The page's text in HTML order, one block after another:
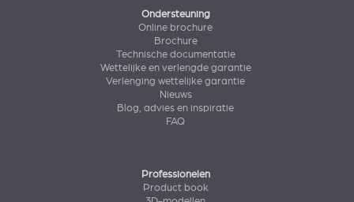
Ondersteuning
Online brochure
Brochure
Technische documentatie
Wettelijke en verlengde garantie
Verlenging wettelijke garantie
Nieuws
Blog, advies en inspiratie
FAQ
Professionelen
Product book